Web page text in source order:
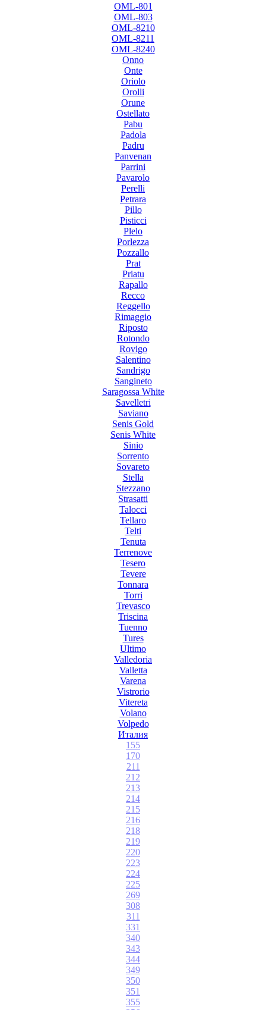
OML-801
OML-803
OML-8210
OML-8211
OML-8240
Onno
Onte
Oriolo
Orolli
Orune
Ostellato
Pabu
Padola
Padru
Panvenan
Parrini
Pavarolo
Perelli
Petrara
Pillo
Pisticci
Plelo
Porlezza
Pozzallo
Prat
Priatu
Rapallo
Recco
Reggello
Rimaggio
Riposto
Rotondo
Rovigo
Salentino
Sandrigo
Sangineto
Saragossa White
Savelletri
Saviano
Senis Gold
Senis White
Sinio
Sorrento
Sovareto
Stella
Stezzano
Strasatti
Talocci
Tellaro
Telti
Tenuta
Terrenove
Tesero
Tevere
Tonnara
Torri
Trevasco
Triscina
Tuenno
Tures
Ultimo
Valledoria
Valletta
Varena
Vistrorio
Vitereta
Volano
Volpedo
Италия
155
170
211
212
213
214
215
216
218
219
220
223
224
225
269
308
311
331
340
343
344
349
350
351
355